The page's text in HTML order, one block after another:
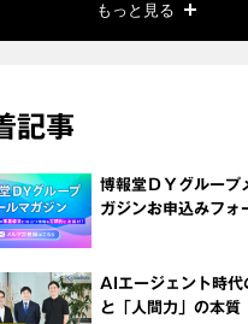
もっと見る
記事
博報堂ＤＹグループ
ガジンお申込みフォ
AIエージェント時代
と「人間力」の本質